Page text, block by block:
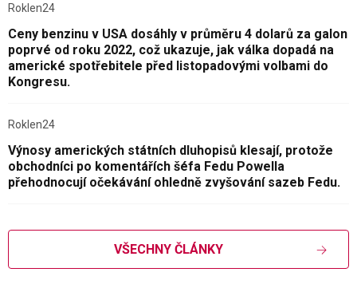
Roklen24
Ceny benzinu v USA dosáhly v průměru 4 dolarů za galon
poprvé od roku 2022, což ukazuje, jak válka dopadá na
americké spotřebitele před listopadovými volbami do
Kongresu.
Roklen24
Výnosy amerických státních dluhopisů klesají, protože
obchodníci po komentářích šéfa Fedu Powella
přehodnocují očekávání ohledně zvyšování sazeb Fedu.
VŠECHNY ČLÁNKY